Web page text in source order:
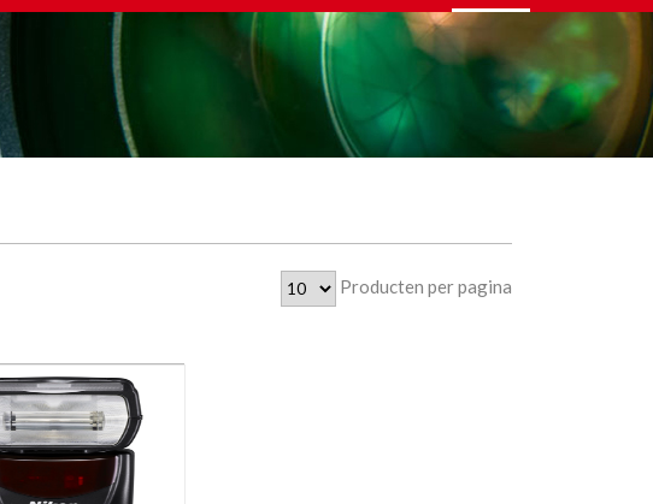
Producten per pagina